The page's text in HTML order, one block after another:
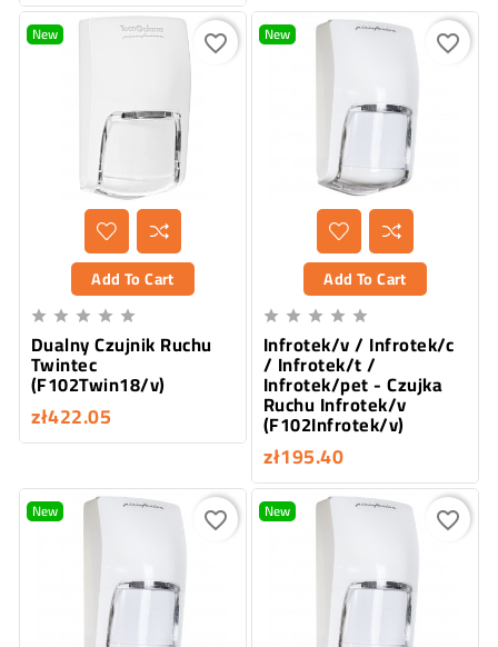
New
Add To Cart
    
Dualny Czujnik Ruchu
Twintec
(F102Twin18/v)
zł422.05
favorite_border New
Add To Cart
    
Infrotek/v / Infrotek/c
/ Infrotek/t /
Infrotek/pet - Czujka
Ruchu Infrotek/v
(F102Infrotek/v)
zł195.40
favorite_border
New favorite_border New favorite_border